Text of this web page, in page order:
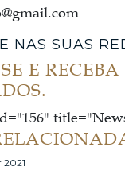
NAS SUAS
E RECEBA